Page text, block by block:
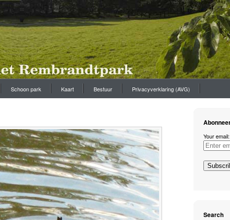
Schoon park Kaart Bestuur Privacyverklaring (AVG)
Your email:
Search